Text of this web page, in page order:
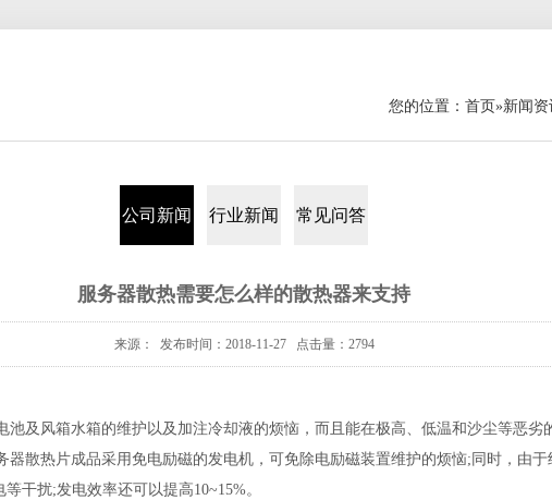
您的位置： 首页»新闻资
公司新闻 行业新闻 常见问答
服务器散热需要怎么样的散热器来支持
来源： 发布时间：2018-11-27 点击量：2794
及风箱水箱的维护以及加注冷却液的烦恼，而且能在极高、低温和沙尘等恶
散热片成品采用免电励磁的发电机，可免除电励磁装置维护的烦恼;同时，由
干扰;发电效率还可以提高10~15%。